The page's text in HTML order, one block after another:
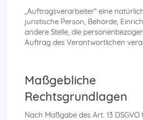
„Auftragsverarbeiter“ eine
juristische Person, Behörde,
andere Stelle, die
Auftrag des Verantwortlichen
Maßgebliche
Rechtsgrundlagen
Nach Maßgabe des Art. 13